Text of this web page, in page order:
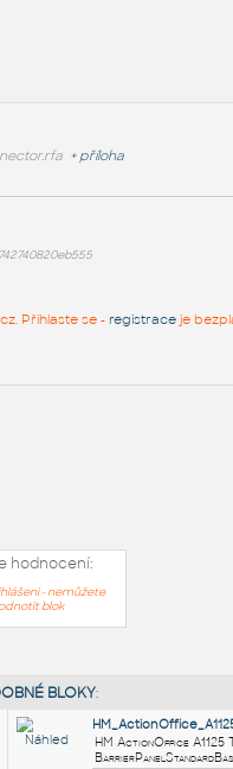
+ příloha
Přihlaste se - registraceje
hodnocení:
- nemůžete
blok